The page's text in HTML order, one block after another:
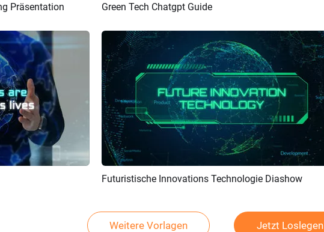
Präsentation Vorschau
Green Tech Chatgpt Guide
Vorschau KI Erstellen
Futuristische Innovations Technologie Diashow
Weitere Vorlagen Jetzt Loslegen